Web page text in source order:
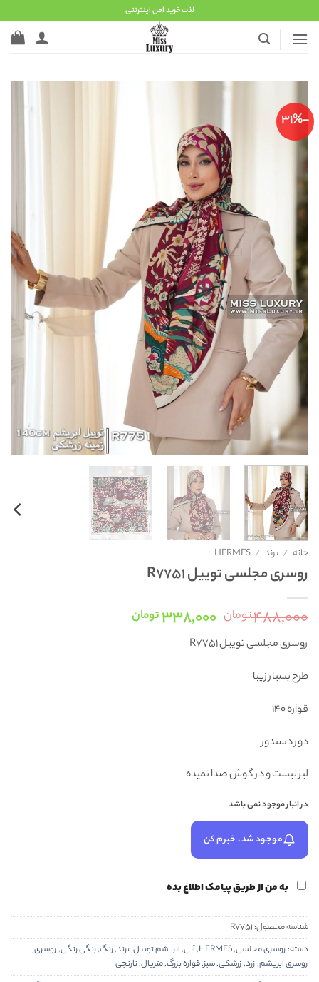
to
content
لذت خرید امن اینترنتی
-31%
خانه / برند /
HERMES
روسری مجلسی توییل R7751
۴۸۸,۰۰۰تومان قیمت
اصلی:
۳۳۸,۰۰۰تومانقیمت
روسری مجلسی توییل R7751
طرح بسیار زیبا
قواره 140
دور دستدوز
لیز نیست و در گوش صدا نمیده
در انبار موجود نمی باشد
موجود شد، خبرم کن
به من از طریق پیامک اطلاع بده
شناسه محصول: R7751
دسته: روسری مجلسی,
HERMES
,آبی,ابریشم توییل,برند,رنگ,رنگی رنگی,روسری,
روسری ابریشم,زرد,زرشکی,سبز,قواره بزرگ,متریال,نارنجی